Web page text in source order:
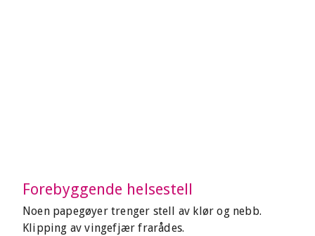
Forebyggende helsestell
Noen papegøyer trenger stell av klør og nebb.
Klipping av vingefjær frarådes.